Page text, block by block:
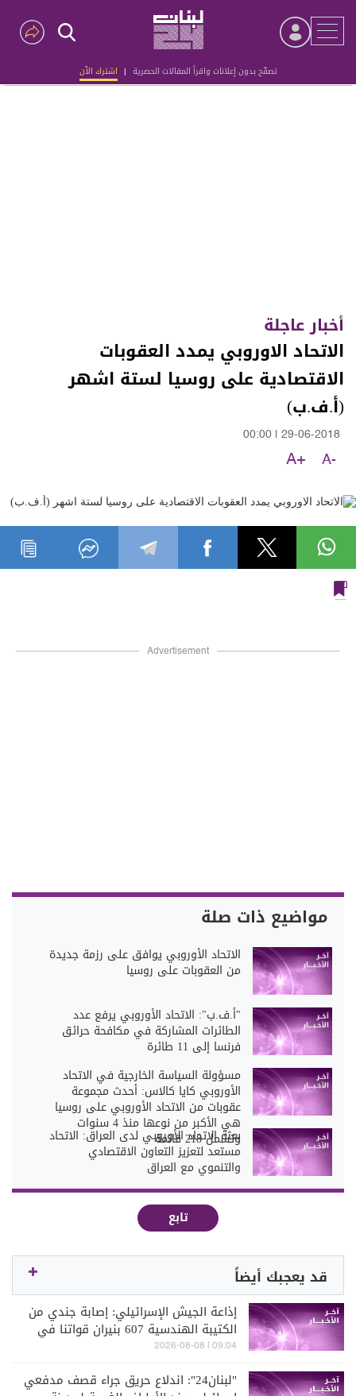
تصفّح بدون إعلانات واقرأ المقالات الحصرية | اشترك الآن
Advertisement
أخبار عاجلة
الاتحاد الاوروبي يمدد العقوبات
الاقتصادية على روسيا لستة اشهر
(أ.ف.ب)
29-06-2018
00:00
A-
A+
Advertisement
مواضيع ذات صلة
الاتحاد الأوروبي يوافق على رزمة جديدة
من العقوبات على روسيا
"أ.ف.ب": الاتحاد الأوروبي يرفع عدد
الطائرات المشاركة في مكافحة حرائق
فرنسا إلى 11 طائرة
مسؤولة السياسة ‌الخارجية في الاتحاد
الأوروبي كايا كالاس: أحدث مجموعة
عقوبات من الاتحاد الأوروبي على روسيا
هي الأكبر من نوعها منذ 4 سنوات
وتشمل 218 قائمة
بعثة الاتحاد الأوروبي لدى العراق: الاتحاد
مستعد لتعزيز التعاون الاقتصادي
والتنموي مع العراق
تابع
قد يعجبك أيضاً
إذاعة الجيش الإسرائيلي: إصابة جندي من
الكتيبة الهندسية 607 بنيران قواتنا في
بلدة الطيري جنوبي لبنان
09:04 | 2026-08-08
"لبنان24": اندلاع حريق جراء قصف مدفعي